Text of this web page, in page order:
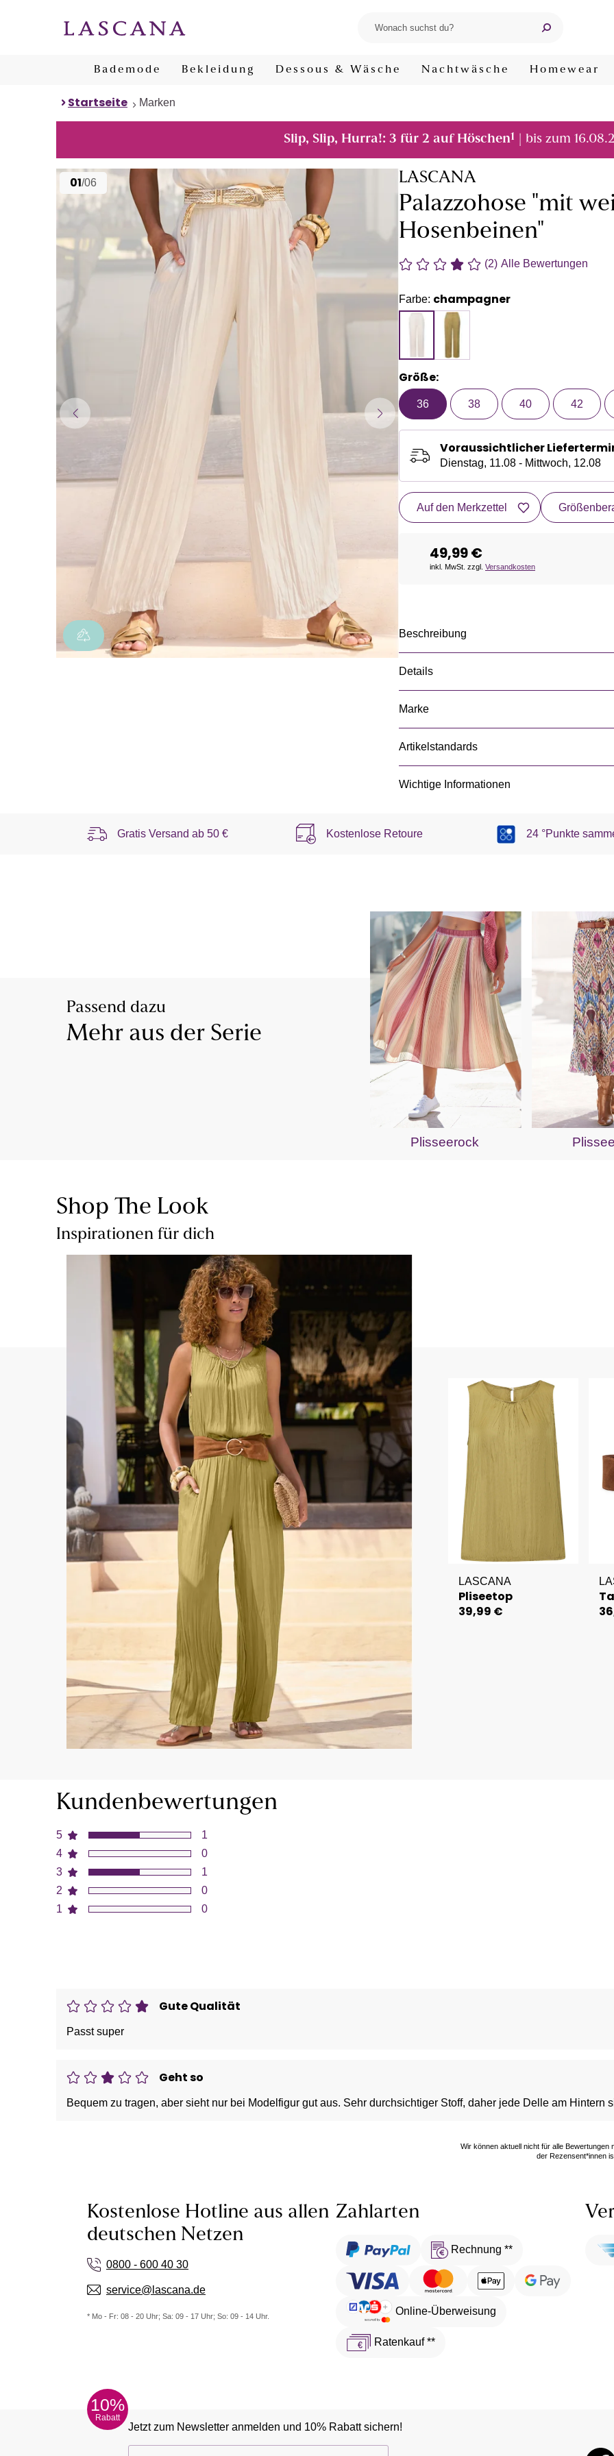
Bademode Bekleidung Dessous & Wäsche Nachtwäsche Homewear
Startseite Marken
Slip, Slip, Hurra!: 3 für 2 auf Höschen1 | bis zum
01/06 LASCANA
Palazzohose "mit
Hosenbeinen"
(2) Alle Bewertungen
Farbe: champagner
Größe:
36 38 40 42
Voraussichtlicher
Dienstag, 11.08 - Mittwoch, 12.08
Auf den Merkzettel
49,99 €
inkl. MwSt. zzgl. Versandkosten
Beschreibung
Details
Marke
Artikelstandards
Wichtige Informationen
Gratis Versand ab 50 € Kostenlose Retoure 24 °Punkte
Passend dazu
Mehr aus der Serie
Plisseerock
Shop The Look
Inspirationen für dich
LASCANA
Pliseetop
39,99 €
Kundenbewertungen
5
4
3
2
1
1
0
1
0
0
Gute Qualität
Passt super
Geht so
Bequem zu tragen, aber sieht nur bei Modelfigur gut aus. Sehr durchsichtiger Stoff, daher jede Delle am Hintern
Wir können aktuell nicht für alle
der Rezensent*innen
Kostenlose Hotline aus allen
deutschen Netzen
0800 - 600 40 30
service@lascana.de
* Mo - Fr: 08 - 20 Uhr; Sa: 09 - 17 Uhr; So: 09 - 14 Uhr.
Zahlarten
Rechnung **
Online-Überweisung
Ratenkauf **
10%
Rabatt
Jetzt zum Newsletter anmelden und 10% Rabatt sichern!